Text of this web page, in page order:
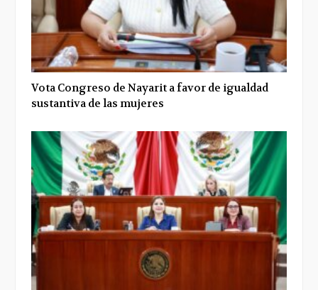
Vota Congreso de Nayarit a favor de igualdad
sustantiva de las mujeres